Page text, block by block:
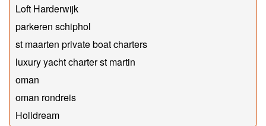
Loft Harderwijk
parkeren schiphol
st maarten private boat charters
luxury yacht charter st martin
oman
oman rondreis
Holidream